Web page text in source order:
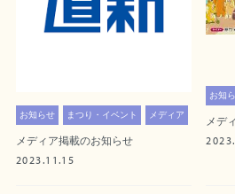
お知らせ まつり・イベント メディア
メディア掲載のお知らせ
2023.11.15
お知
メデ